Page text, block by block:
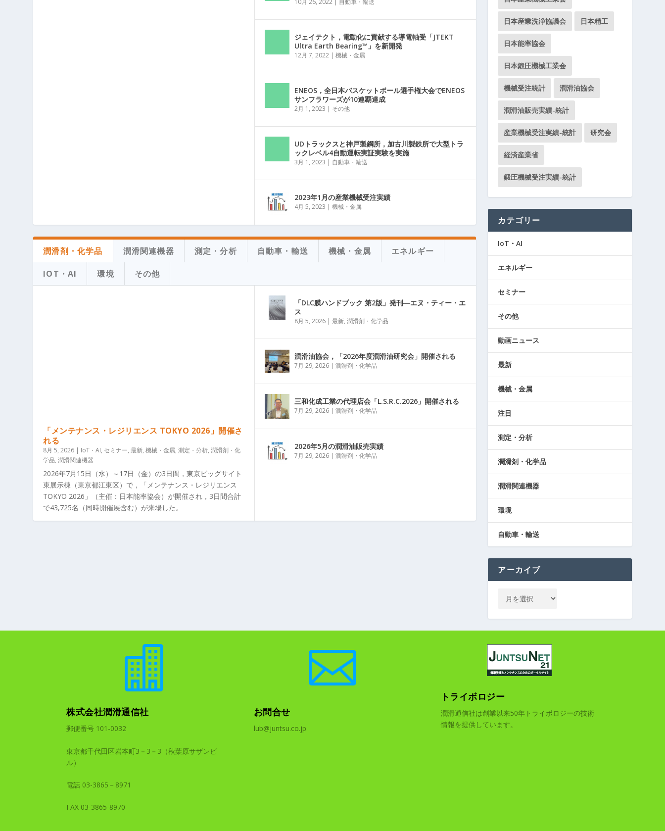
10月 26, 2022| 自動車・輸送
ジェイテクト，電動化に貢献する導電軸受「JTEKT
Ultra Earth Bearing™」を新開発
12月 7, 2022| 機械・金属
ENEOS，全日本バスケットボール選手権大会でENEOS
サンフラワーズが10連覇達成
2月 1, 2023 | その他
UDトラックスと神戸製鋼所，加古川製鉄所で大型トラ
ックレベル4自動運転実証実験を実施
3月 1, 2023 | 自動車・輸送
2023年1月の産業機械受注実績
4月 5, 2023 | 機械・金属
潤滑剤・化学品 潤滑関連機器 測定・分析 自動車・輸送 機械・金属 エネルギー
IOT・AI 環境 その他
「メンテナンス・レジリエンス TOKYO 2026」開催さ
れる
8月 5, 2026 | IoT・AI, セミナー,最新,機械・金属,測定・分析,潤滑剤・化
学品,潤滑関連機器
2026年7月15日（水）～17日（金）の3日間，東京ビッグサイト
東展示棟（東京都江東区）で，「メンテナンス・レジリエンス
TOKYO 2026」（主催：日本能率協会）が開催され，3日間合計
で43,725名（同時開催展含む）が来場した。
「DLC膜ハンドブック 第2版」発刊―エヌ・ティー・エ
ス
8月 5, 2026| 最新, 潤滑剤・化学品
潤滑油協会，「2026年度潤滑油研究会」開催される
7月 29, 2026| 潤滑剤・化学品
三和化成工業の代理店会「L.S.R.C.2026」開催される
7月 29, 2026| 潤滑剤・化学品
2026年5月の潤滑油販売実績
7月 29, 2026| 潤滑剤・化学品
日本産業洗浄協議会 日本精工
日本能率協会
日本鍛圧機械工業会
機械受注統計 潤滑油協会
潤滑油販売実績-統計
産業機械受注実績-統計 研究会
経済産業省
鍛圧機械受注実績-統計
カテゴリー
IoT・AI
エネルギー
セミナー
その他
動画ニュース
最新
機械・金属
注目
測定・分析
潤滑剤・化学品
潤滑関連機器
環境
自動車・輸送
アーカイブ

株式会社潤滑通信社
郵便番号 101-0032
東京都千代田区岩本町3－3－3（秋葉原サザンビ
ル）
電話 03-3865－8971
FAX 03-3865-8970

お問合せ
lub@juntsu.co.jp
トライボロジー
潤滑通信社は創業以来50年トライボロジーの技術
情報を提供しています。